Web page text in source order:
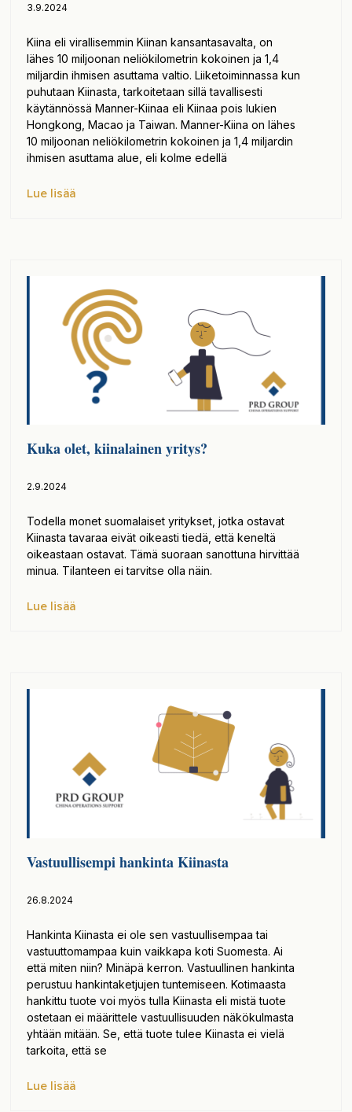
3.9.2024
Kiina eli virallisemmin Kiinan kansantasavalta, on
lähes 10 miljoonan neliökilometrin kokoinen ja 1,4
miljardin ihmisen asuttama valtio. Liiketoiminnassa kun
puhutaan Kiinasta, tarkoitetaan sillä tavallisesti
käytännössä Manner-Kiinaa eli Kiinaa pois lukien
Hongkong, Macao ja Taiwan. Manner-Kiina on lähes
10 miljoonan neliökilometrin kokoinen ja 1,4 miljardin
ihmisen asuttama alue, eli kolme edellä
Lue lisää
Kuka olet, kiinalainen yritys?
2.9.2024
Todella monet suomalaiset yritykset, jotka ostavat
Kiinasta tavaraa eivät oikeasti tiedä, että keneltä
oikeastaan ostavat. Tämä suoraan sanottuna hirvittää
minua. Tilanteen ei tarvitse olla näin.
Lue lisää
Vastuullisempi hankinta Kiinasta
26.8.2024
Hankinta Kiinasta ei ole sen vastuullisempaa tai
vastuuttomampaa kuin vaikkapa koti Suomesta. Ai
että miten niin? Minäpä kerron. Vastuullinen hankinta
perustuu hankintaketjujen tuntemiseen. Kotimaasta
hankittu tuote voi myös tulla Kiinasta eli mistä tuote
ostetaan ei määrittele vastuullisuuden näkökulmasta
yhtään mitään. Se, että tuote tulee Kiinasta ei vielä
tarkoita, että se
Lue lisää